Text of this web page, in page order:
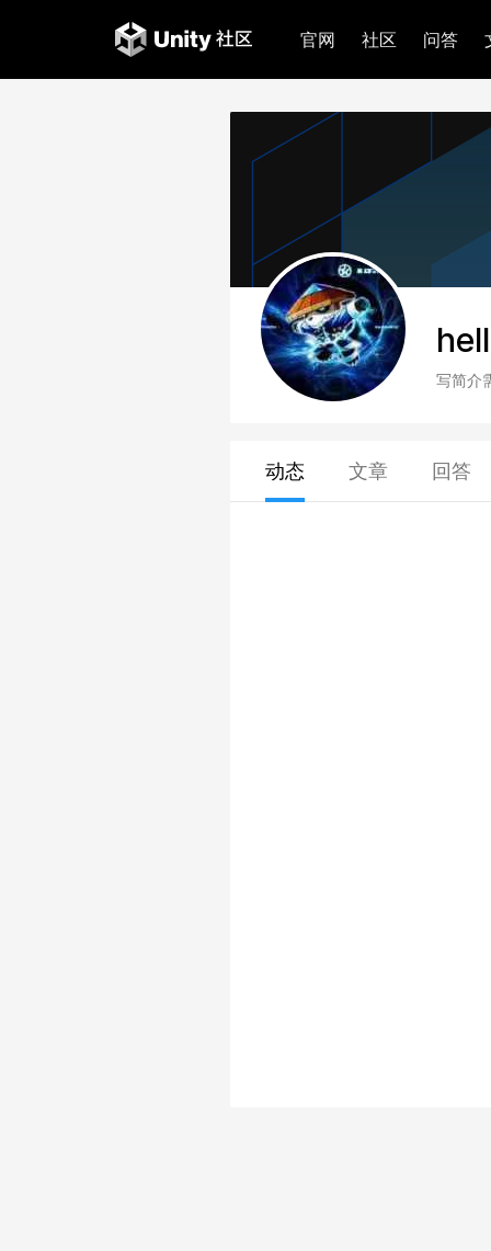
官网 社区 问答
写简介
动态 文章 回答